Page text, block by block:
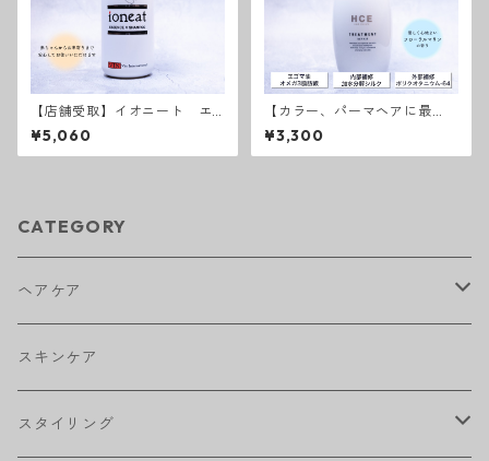
【店舗受取】イオニート エ
ッセンスVシャンプー
¥5,060
【カラー、パーマヘアに最
適】HCEトリートメント リ
ペアライン
¥3,300
CATEGORY
ヘアケア
アウトバストリートメント
シャンプー
スキンケア
スタイリング